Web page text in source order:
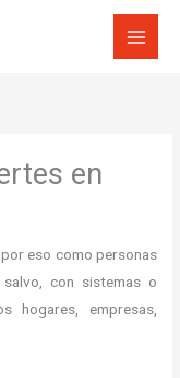
en
eso como personas
con sistemas o
hogares, empresas,